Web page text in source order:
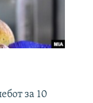
за 10